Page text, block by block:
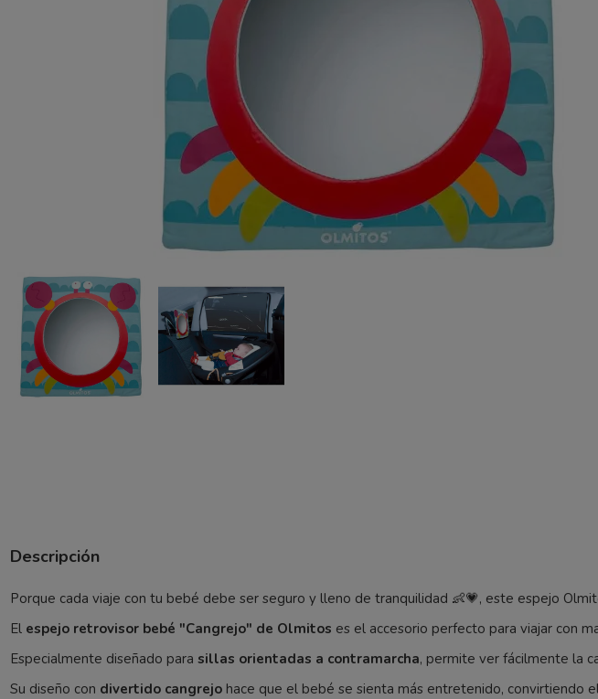
Descripción
Porque cada viaje con tu bebé debe ser seguro y lleno de tranquilidad 👶💗, este espejo
El espejo retrovisor bebé "Cangrejo" de Olmitos es el accesorio perfecto para viajar con
Especialmente diseñado parasillas orientadas a contramarcha, permite ver fácilmente la
Su diseño con divertido cangrejo hace que el bebé se sienta más entretenido, convirtiendo